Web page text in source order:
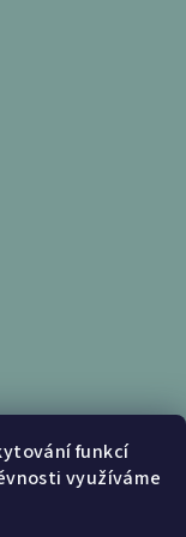
funkcí
využíváme